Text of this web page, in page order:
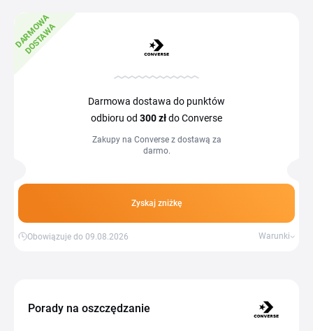
D
A
R
M
O
W
A
D
O
S
T
A
W
A
Darmowa dostawa do punktów
odbioru od 300 złdo Converse
Zakupy na Converse z dostawą za
darmo.
Zyskaj zniżkę
Obowiązuje do 09.08.2026 Warunki
Porady na oszczędzanie